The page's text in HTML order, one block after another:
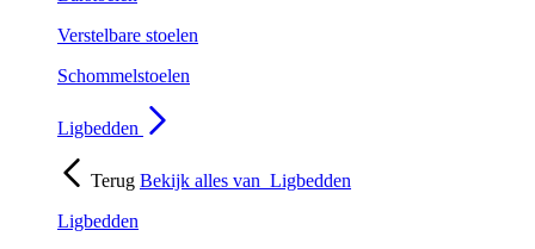
Verstelbare stoelen
Schommelstoelen
Ligbedden
Terug Bekijk alles van Ligbedden
Ligbedden